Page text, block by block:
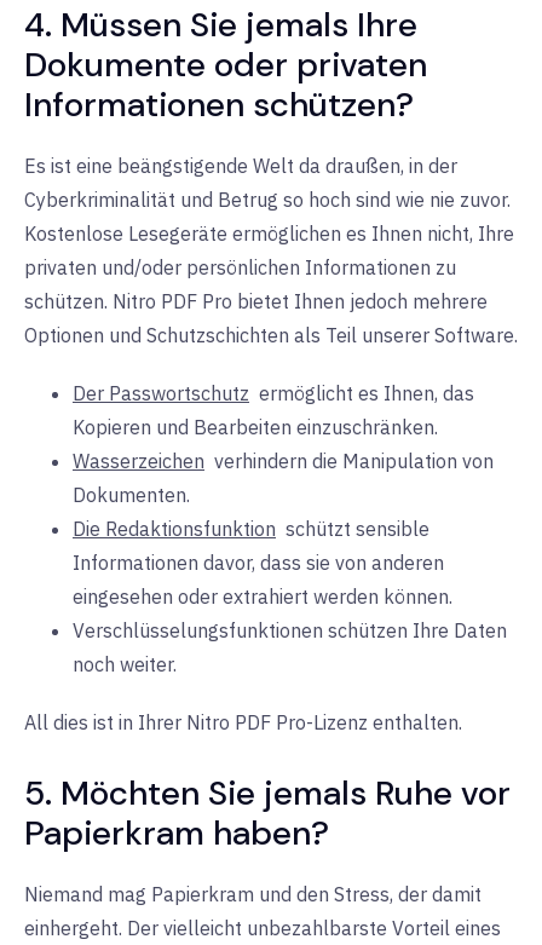
4. Müssen Sie jemals Ihre
Dokumente oder privaten
Informationen schützen?
Es ist eine beängstigende Welt da draußen, in der
Cyberkriminalität und Betrug so hoch sind wie nie zuvor.
Kostenlose Lesegeräte ermöglichen es Ihnen nicht, Ihre
privaten und/oder persönlichen Informationen zu
schützen. Nitro PDF Pro bietet Ihnen jedoch mehrere
Optionen und Schutzschichten als Teil unserer Software.
Der Passwortschutz ermöglicht es Ihnen, das
Kopieren und Bearbeiten einzuschränken.
Wasserzeichen verhindern die Manipulation von
Dokumenten.
Die Redaktionsfunktion schützt sensible
Informationen davor, dass sie von anderen
eingesehen oder extrahiert werden können.
Verschlüsselungsfunktionen schützen Ihre Daten
noch weiter.
All dies ist in Ihrer Nitro PDF Pro-Lizenz enthalten.
5. Möchten Sie jemals Ruhe vor
Papierkram haben?
Niemand mag Papierkram und den Stress, der damit
einhergeht. Der vielleicht unbezahlbarste Vorteil eines